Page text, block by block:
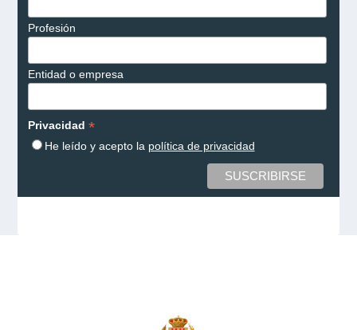
Profesión
Entidad o empresa
Privacidad *
He leído y acepto la política de privacidad